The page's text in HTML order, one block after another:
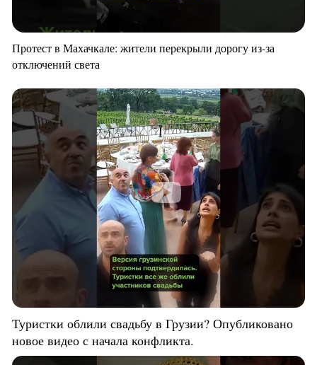
Протест в Махачкале: жители перекрыли дорогу из-за
отключений света
Туристки облили свадьбу в Грузии? Опубликовано
новое видео с начала конфликта.